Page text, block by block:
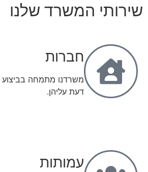
שירותי המשרד שלנו
חברות
משרדנו מתמחה בביצוע
דעת עליהן.
עמותות